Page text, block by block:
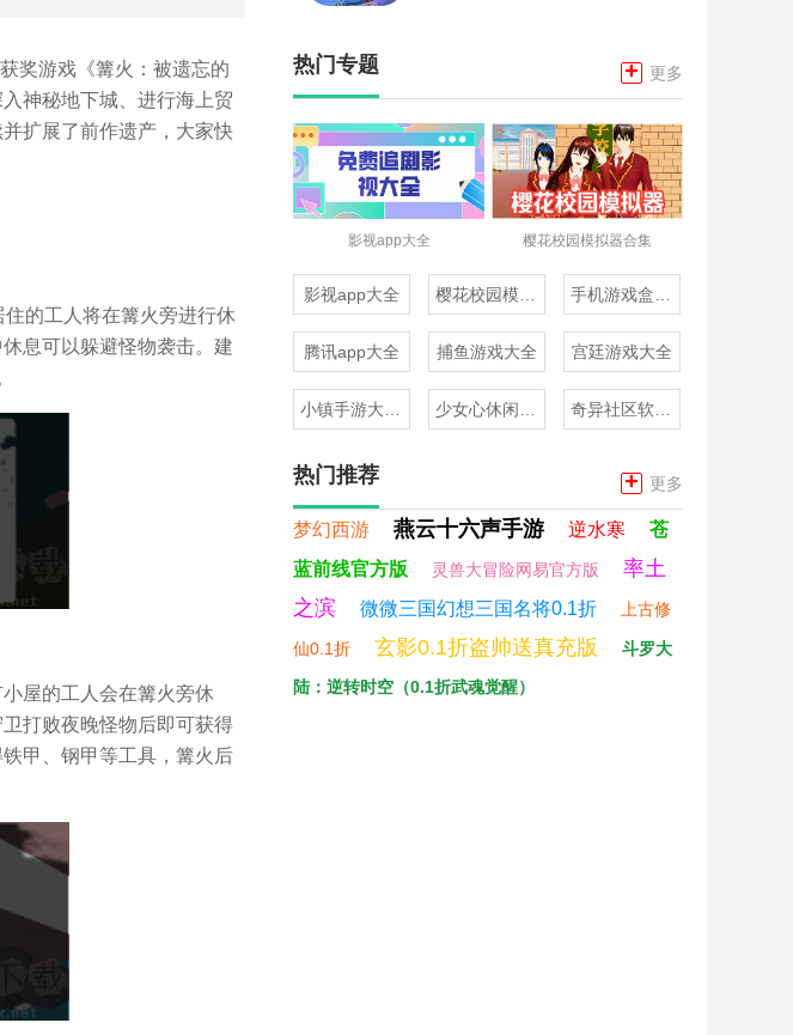
奖游戏《篝火：被遗忘的
神秘地下城、进行海上贸
扩展了前作遗产，大家快
的工人将在篝火旁进行休
息可以躲避怪物袭击。建
屋的工人会在篝火旁休
打败夜晚怪物后即可获得
甲、钢甲等工具，篝火后
热门专题 + 更多
影视app大全 樱花校园模拟器合集
影视app大全
腾讯app大全 捕鱼游戏大全 宫廷游戏大全
热门推荐 + 更多
梦幻西游 燕云十六声手游 逆水寒
苍
蓝前线官方版
灵兽大冒险网易官方版
率土
之滨
微微三国幻想三国名将0.1折 上古修
仙0.1折 玄影0.1折盗帅送真充版
斗罗大
陆：逆转时空（0.1折武魂觉醒）